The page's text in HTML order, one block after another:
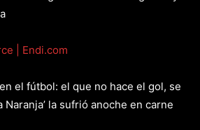
| Endi.com
el fútbol: el que no hace el gol, se
Naranja’ la sufrió anoche en carne